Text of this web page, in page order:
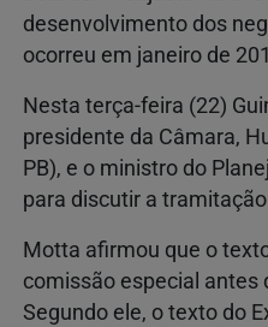
desenvolvimento dos
ocorreu em janeiro de
Nesta terça-feira (22)
presidente da Câmara,
PB), e o ministro do
para discutir a
Motta afirmou que o
comissão especial antes
Segundo ele, o texto do